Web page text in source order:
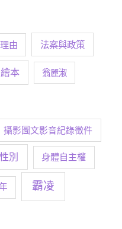
由 法案與政策
繪本 翁麗淑
影圖文影音紀錄徵件
別 身體自主權
霸凌